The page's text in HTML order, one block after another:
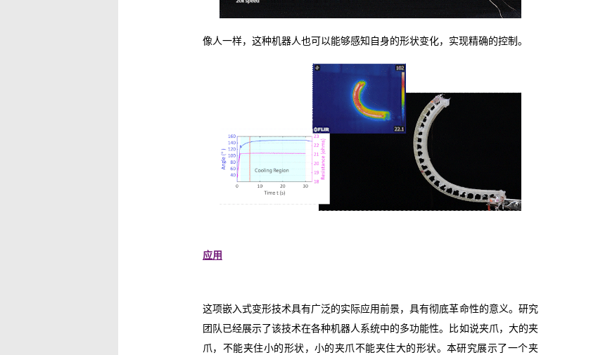
像人一样，这种机器人也可以能够感知自身的形状变化，实现精确的控制。
应用
这项嵌入式变形技术具有广泛的实际应用前景，具有彻底革命性的意义。研究
团队已经展示了该技术在各种机器人系统中的多功能性。比如说夹爪，大的夹
爪，不能夹住小的形状，小的夹爪不能夹住大的形状。本研究展示了一个夹